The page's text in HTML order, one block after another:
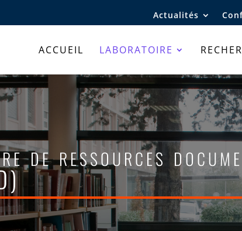
Actualités
ACCUEIL LABORATOIRE
de ressources